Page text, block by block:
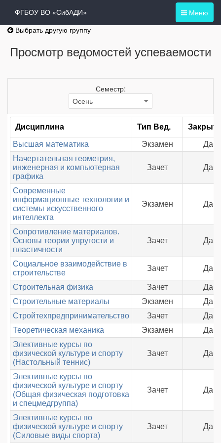
Меню
ФГБОУ ВО «СибАДИ»
Выбрать другую группу
Просмотр ведомостей успеваемости
Семестр:
Дисциплина Тип Вед. Закрыта
Высшая математика Экзамен
Да
Начертательная геометрия,
инженерная и компьютерная
графика
Зачет Да
Современные
информационные технологии и
системы искусственного
интеллекта
Экзамен Да
Сопротивление материалов.
Основы теории упругости и
пластичности
Зачет Да
Социальное взаимодействие в
строительстве
Зачет Да
Строительная физика Зачет
Да
Строительные материалы
Экзамен
Да
Стройтехпредпринимательство
Зачет
Да
Теоретическая механика
Экзамен
Да
Элективные курсы по
физической культуре и спорту
(Настольный теннис)
Зачет Да
Элективные курсы по
физической культуре и спорту
(Общая физическая подготовка
и спецмедгруппа)
Зачет Да
Элективные курсы по
физической культуре и спорту
(Силовые виды спорта)
Зачет Да